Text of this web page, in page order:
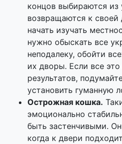
концов выбираются из
возвращаются к
начать изучать
нужно обыскать все
неподалеку, обойти
их дворы. Если все
результатов,
установить гуманную
Острожная кошка.
эмоционально
быть застенчивыми.
когда к двери